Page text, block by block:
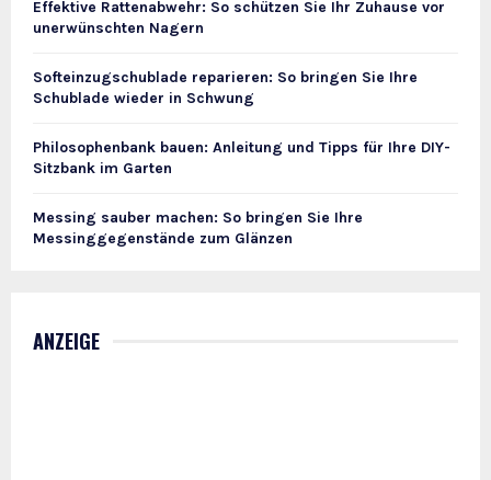
Effektive Rattenabwehr: So schützen Sie Ihr Zuhause vor
unerwünschten Nagern
Softeinzugschublade reparieren: So bringen Sie Ihre
Schublade wieder in Schwung
Philosophenbank bauen: Anleitung und Tipps für Ihre DIY-
Sitzbank im Garten
Messing sauber machen: So bringen Sie Ihre
Messinggegenstände zum Glänzen
ANZEIGE